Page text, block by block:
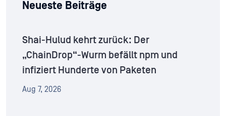
Neueste Beiträge
Shai-Hulud kehrt zurück: Der
„ChainDrop“-Wurm befällt npm und
infiziert Hunderte von Paketen
Aug 7, 2026